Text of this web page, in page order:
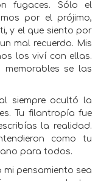
fugaces. Sólo el
por el prójimo,
y el que siento por
mal recuerdo. Mis
los viví con ellas.
se las
siempre ocultó la
Tu filantropía fue
la realidad.
como tu
para todos.
mi pensamiento sea